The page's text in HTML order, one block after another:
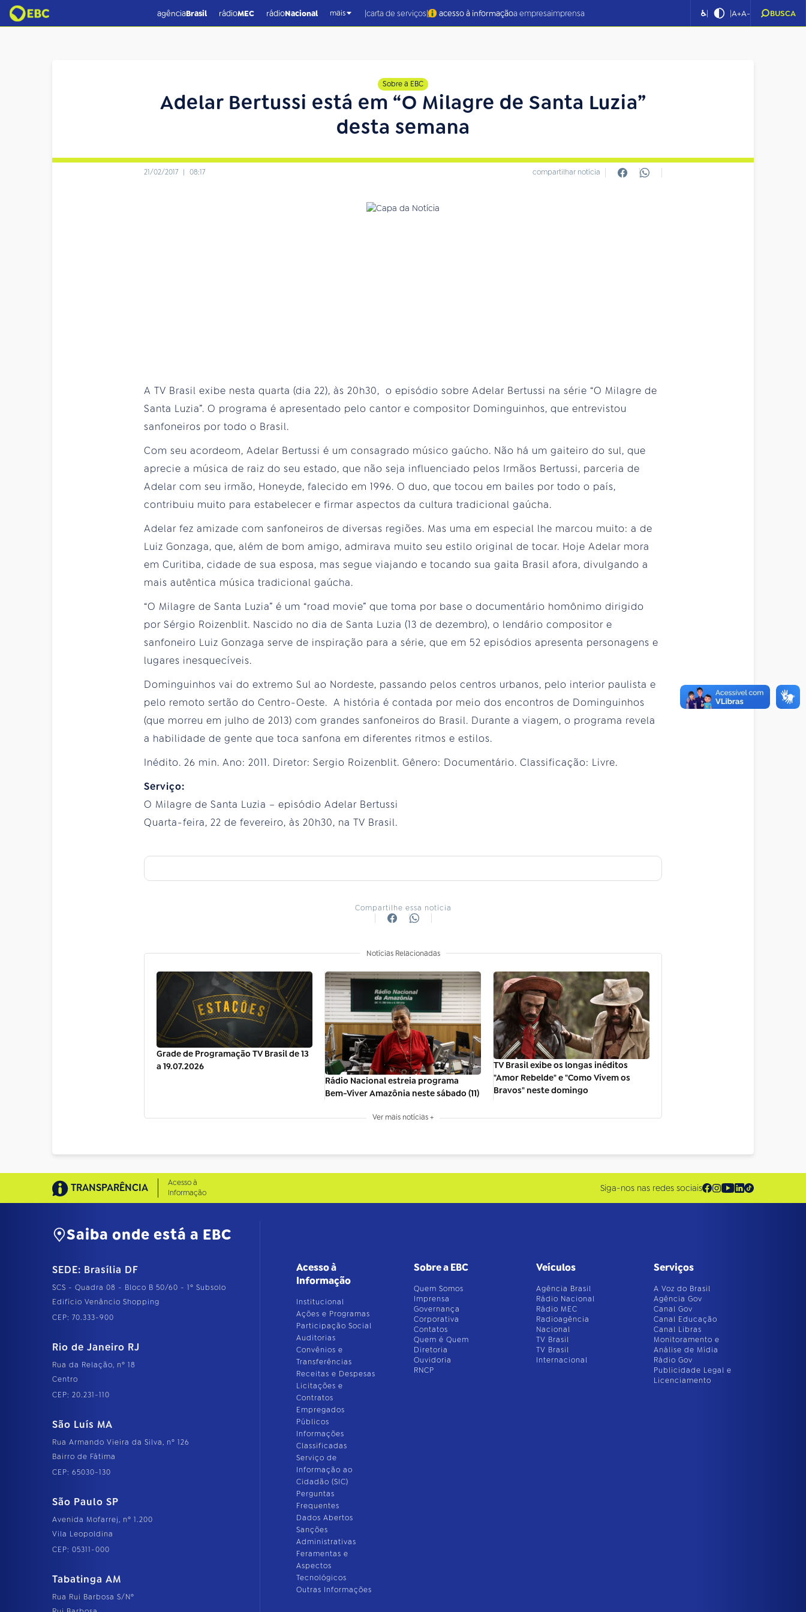
agênciaBrasil rádioMEC rádioNacional mais |carta de serviços| acesso à informaçãoa empresaimprensa ♿| |A+A- BUSCA
Sobre a EBC
Adelar Bertussi está em “O Milagre de Santa Luzia”
desta semana
21/02/2017 | 08:17 compartilhar notícia
A TV Brasil exibe nesta quarta (dia 22), às 20h30, o episódio sobre Adelar Bertussi na série “O Milagre de
Santa Luzia”. O programa é apresentado pelo cantor e compositor Dominguinhos, que entrevistou
sanfoneiros por todo o Brasil.
Com seu acordeom, Adelar Bertussi é um consagrado músico gaúcho. Não há um gaiteiro do sul, que
aprecie a música de raiz do seu estado, que não seja influenciado pelos Irmãos Bertussi, parceria de
Adelar com seu irmão, Honeyde, falecido em 1996. O duo, que tocou em bailes por todo o país,
contribuiu muito para estabelecer e firmar aspectos da cultura tradicional gaúcha.
Adelar fez amizade com sanfoneiros de diversas regiões. Mas uma em especial lhe marcou muito: a de
Luiz Gonzaga, que, além de bom amigo, admirava muito seu estilo original de tocar. Hoje Adelar mora
em Curitiba, cidade de sua esposa, mas segue viajando e tocando sua gaita Brasil afora, divulgando a
mais autêntica música tradicional gaúcha.
“O Milagre de Santa Luzia” é um “road movie” que toma por base o documentário homônimo dirigido
por Sérgio Roizenblit. Nascido no dia de Santa Luzia (13 de dezembro), o lendário compositor e
sanfoneiro Luiz Gonzaga serve de inspiração para a série, que em 52 episódios apresenta personagens e
lugares inesquecíveis.
Dominguinhos vai do extremo Sul ao Nordeste, passando pelos centros urbanos, pelo interior paulista e
pelo remoto sertão do Centro-Oeste. A história é contada por meio dos encontros de Dominguinhos
(que morreu em julho de 2013) com grandes sanfoneiros do Brasil. Durante a viagem, o programa revela
a habilidade de gente que toca sanfona em diferentes ritmos e estilos.
Inédito. 26 min. Ano: 2011. Diretor: Sergio Roizenblit. Gênero: Documentário. Classificação: Livre.
Serviço:
O Milagre de Santa Luzia – episódio Adelar Bertussi
Quarta-feira, 22 de fevereiro, às 20h30, na TV Brasil.
Compartilhe essa notícia
Notícias Relacionadas
Grade de Programação TV Brasil de 13
a 19.07.2026
Rádio Nacional estreia programa
Bem-Viver Amazônia neste sábado (11)
TV Brasil exibe os longas inéditos
"Amor Rebelde" e "Como Vivem os
Bravos" neste domingo
Ver mais notícias +
TRANSPARÊNCIA
Acesso à
Informação
Siga-nos nas redes sociais
Saiba onde está a EBC
SEDE: Brasília DF
SCS - Quadra 08 - Bloco B 50/60 - 1º Subsolo
Edifício Venâncio Shopping
CEP: 70.333-900
Rio de Janeiro RJ
Rua da Relação, nº 18
Centro
CEP: 20.231-110
São Luís MA
Rua Armando Vieira da Silva, nº 126
Bairro de Fátima
CEP: 65030-130
São Paulo SP
Avenida Mofarrej, nº 1.200
Vila Leopoldina
CEP: 05311-000
Tabatinga AM
Rua Rui Barbosa S/Nº
Acesso à
Informação
Institucional
Ações e Programas
Participação Social
Auditorias
Convênios e
Transferências
Receitas e Despesas
Licitações e
Contratos
Empregados
Públicos
Informações
Classificadas
Serviço de
Informação ao
Cidadão (SIC)
Perguntas
Frequentes
Dados Abertos
Sanções
Administrativas
Feramentas e
Aspectos
Tecnológicos
Outras Informações
Sobre a EBC
Quem Somos
Imprensa
Governança
Corporativa
Contatos
Quem é Quem
Diretoria
Ouvidoria
RNCP
Veículos
Agência Brasil
Rádio Nacional
Rádio MEC
Radioagência
Nacional
TV Brasil
TV Brasil
Internacional
Serviços
A Voz do Brasil
Agência Gov
Canal Gov
Canal Educação
Canal Libras
Monitoramento e
Análise de Mídia
Rádio Gov
Publicidade Legal e
Licenciamento